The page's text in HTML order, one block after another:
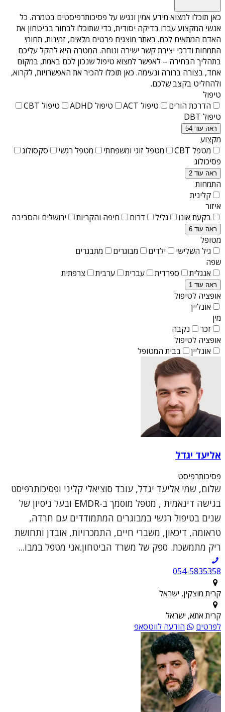
כאן תוכלו למצוא מידע אמין ונגיש על פסיכותרפיסטים בטמרה. כל
אנשי המקצוע עברו בדיקה יסודית, כדי שתוכלו לבחור בביטחון את
האדם המתאים לכם. באתר מוצגים פרטים מלאים, זמינות, תחומי
התמחות ודרכי יצירת קשר ישירה ונוחה. המטרה היא להקל עליכם
בתהליך הבחירה – לאפשר למצוא טיפול שנכון לכם באמת, במקום
אחד, בצורה ברורה ונעימה. כאן תוכלו להכיר את האפשרויות, לקרוא,
ולהחליט בקצב שלכם.
טיפול
הדרכת הורים
טיפול ACT טיפול ADHD
טיפול CBT
טיפול DBT
ראה עוד 54
מקצוע
מטפל CBT
מטפל זוגי ומשפחתי מטפל רגשי
סקסולוג
פסיכולוג
ראה עוד 2
התמחות
קלינית
איזור
בקעת אונו
גליל דרום חיפה והקריות ירושלים והסביבה
ראה עוד 6
מטופל
גיל השלישי
ילדים מבוגרים
מתבגרים
שפה
אנגלית
ספרדית עברית ערבית צרפתית
ראה עוד 1
אופציה לטיפול
אונליין
מין
זכר
נקבה
אופציה לטיפול
אונליין
בבית המטופל
אליעד יגדל
פסיכותרפיסט
שלום, שמי אליעד יגדל, עובד סוציאלי קליני ופסיכותרפיסט
בגישה דינאמית , מטפל מוסמך ב-EMDR ובעל ניסיון של
שנים בטיפול רגשי במבוגרים המתמודדים עם חרדה,
טראומה, דיכאון, משברי חיים, התמכרויות, אובדן ותחושת
ריק מתמשכת. ספק של משרד הביטחון.אני מטפל במבו...
054-5835358
קרית מוצקין, ישראל
קרית אתא, ישראל
לפרטים
הודעה לווטסאפ